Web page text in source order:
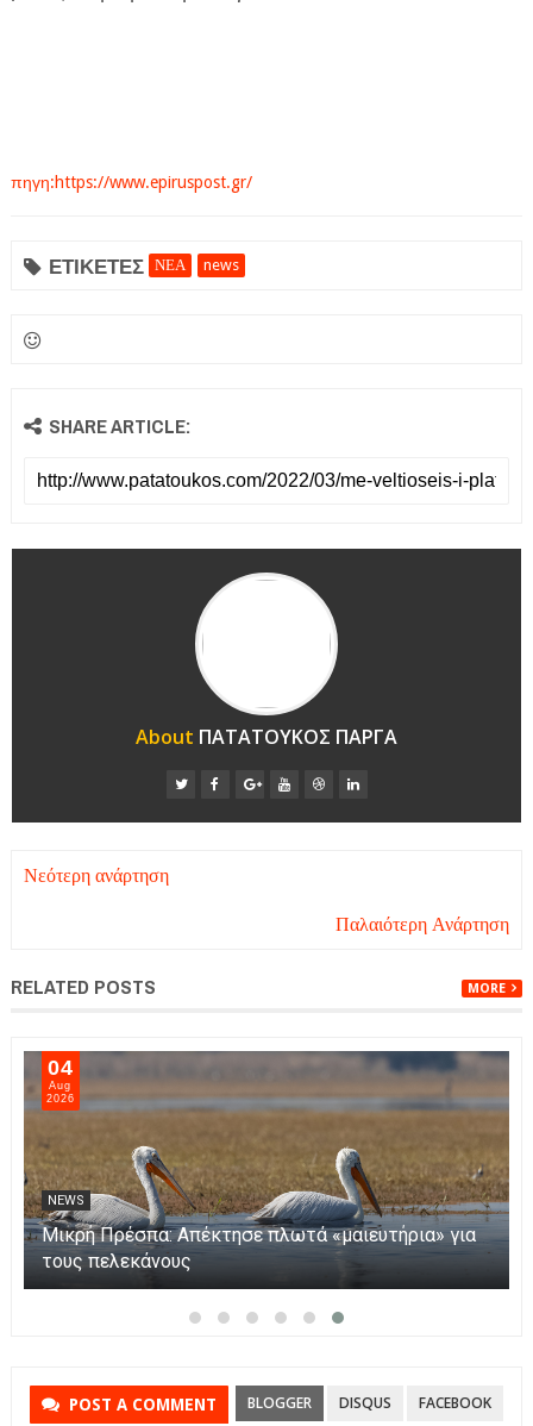
πηγη:https://www.epiruspost.gr/
ΕΤΙΚΕΤΕΣ ΝΕΑ news
SHARE ARTICLE:
About ΠΑΤΑΤΟΥΚΟΣ ΠΑΡΓΑ
Νεότερη ανάρτηση
Παλαιότερη Ανάρτηση
RELATED POSTS MORE
04
Aug
2026
NEWS
Μικρή Πρέσπα: Απέκτησε πλωτά «μαιευτήρια» για
τους πελεκάνους
POST A COMMENT BLOGGER DISQUS FACEBOOK